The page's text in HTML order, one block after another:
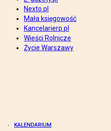
Nexto.pl
Mała księgowość
Kancelarierp.pl
Wieści Rolnicze
Życie Warszawy
KALENDARIUM